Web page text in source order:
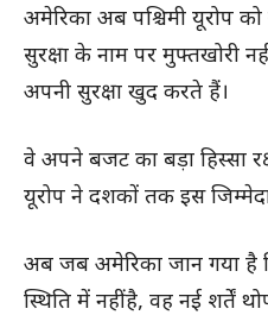
अमेरिका अब पश्चिमी यूरोप
सुरक्षा के नाम पर मुफ्तखोरी
अपनी सुरक्षा खुद करते हैं।
वे अपने बजट का बड़ा हिस्सा
यूरोप ने दशकों तक इस
अब जब अमेरिका जान गया है
स्थिति में नहीं है, वह नई शर्तें